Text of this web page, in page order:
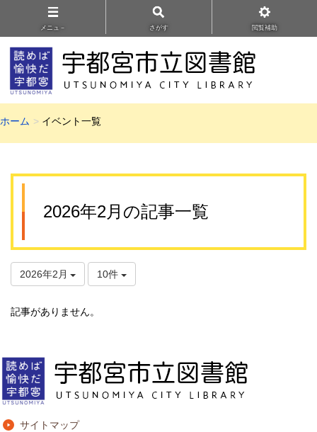
メニュ－ さがす 閲覧補助
ホーム イベント一覧
2026年2月の記事一覧
2026年2月 10件
記事がありません。
サイトマップ